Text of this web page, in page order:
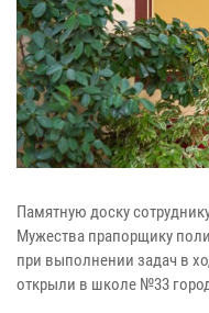
Памятную доску
Мужества прапорщику
при выполнении задач в
открыли в школе №33